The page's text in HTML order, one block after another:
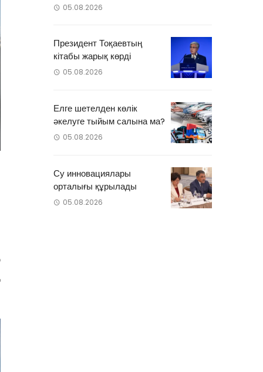
05.08.2026
Президент Тоқаевтың
кітабы жарық көрді
05.08.2026
Елге шетелден көлік
әкелуге тыйым салына ма?
05.08.2026
Су инновациялары
орталығы құрылады
05.08.2026